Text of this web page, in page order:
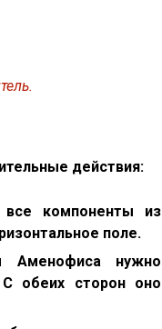
действия:
все компоненты из
поле.
Аменофиса нужно
обеих сторон оно